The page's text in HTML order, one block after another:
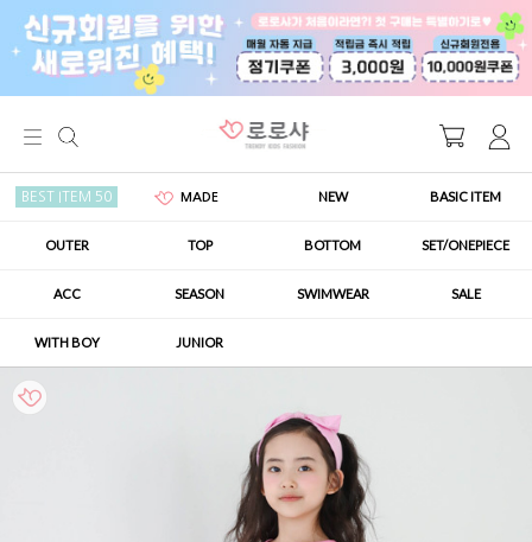
BEST ITEM 50 MADE NEW BASIC ITEM
OUTER TOP BOTTOM SET/ONEPIECE
ACC SEASON SWIMWEAR SALE
WITH BOY JUNIOR